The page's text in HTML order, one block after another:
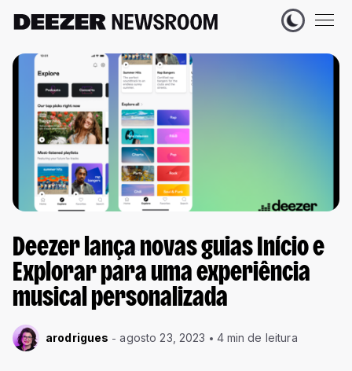
Deezer lança novas guias Início e
Explorar para uma experiência
musical personalizada
arodrigues agosto 23, 2023 4 min de leitura